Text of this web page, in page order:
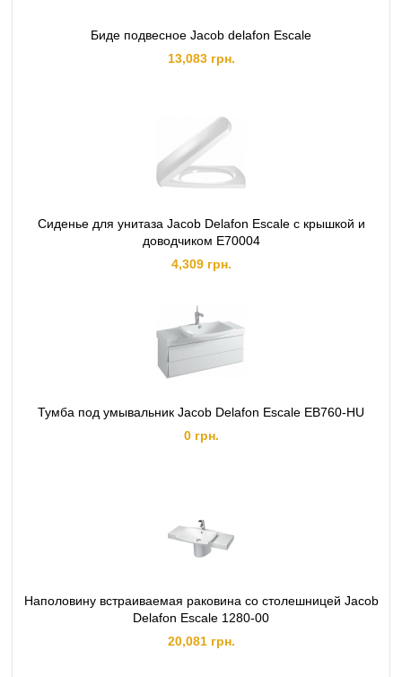
Биде подвесное Jacob delafon Escale
13,083 грн.
Сиденье для унитаза Jacob Delafon Escale с крышкой и
доводчиком E70004
4,309 грн.
Тумба под умывальник Jacob Delafon Escale EB760-HU
0 грн.
Наполовину встраиваемая раковина со столешницей Jacob
Delafon Escale 1280-00
20,081 грн.